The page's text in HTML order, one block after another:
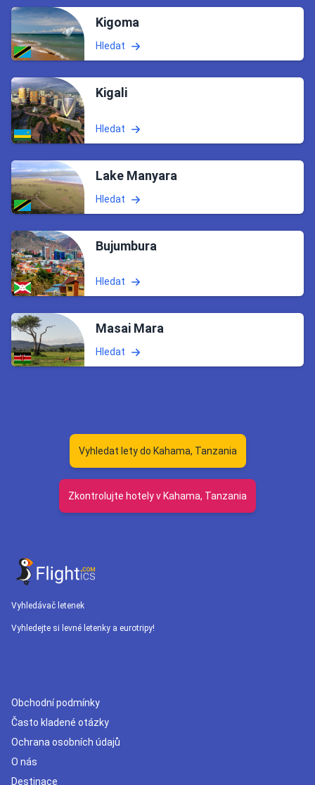
Kigoma
Hledat
Kigali
Hledat
Lake Manyara
Hledat
Bujumbura
Hledat
Masai Mara
Hledat
Vyhledat lety do Kahama, Tanzania
Zkontrolujte hotely v Kahama, Tanzania
Vyhledávač letenek
Vyhledejte si levné letenky a eurotripy!
Obchodní podmínky
Často kladené otázky
Ochrana osobních údajů
O nás
Destinace